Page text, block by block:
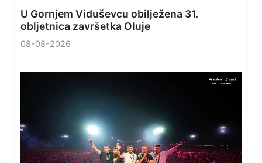
U Gornjem Viduševcu obilježena 31.
obljetnica završetka Oluje
08-08-2026